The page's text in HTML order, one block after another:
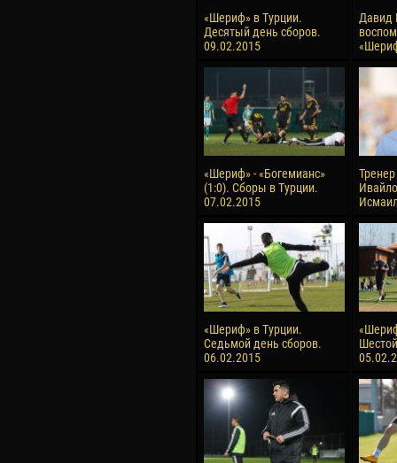
«Шериф» в Турции.
Десятый день сборов.
09.02.2015
Давид
«Шериф» - «Богемианс»
(1:0). Сборы в Турции.
07.02.2015
«Шериф» в Турции.
Седьмой день сборов.
06.02.2015